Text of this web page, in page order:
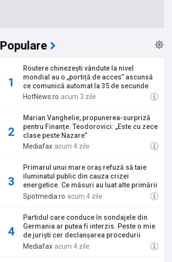
Populare
Routere chinezești vândute la nivel
mondial au o „portiță de acces” ascunsă
ce comunică automat la 35 de secunde
HotNews.ro acum 3 zile
Marian Vanghelie, propunerea-surpriză
pentru Finanțe. Teodorovici: „Este cu zece
clase peste Nazare”
Mediafax acum 4 zile
Primarul unui mare oraș refuză să taie
iluminatul public din cauza crizei
energetice. Ce măsuri au luat alte primării
din țară
Spotmedia.ro acum 4 zile
Partidul care conduce în sondajele din
Germania ar putea fi interzis. Peste o mie
de juriști cer declanșarea procedurii
împotriva AfD
Mediafax acum 4 zile